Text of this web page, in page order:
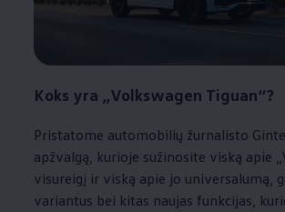
Koks yra „Volkswagen Tiguan“?
Pristatome automobilių žurnalisto
apžvalgą, kurioje sužinosite viską apie „
visureigį ir viską apie jo universalumą,
variantus bei kitas naujas funkcijas,